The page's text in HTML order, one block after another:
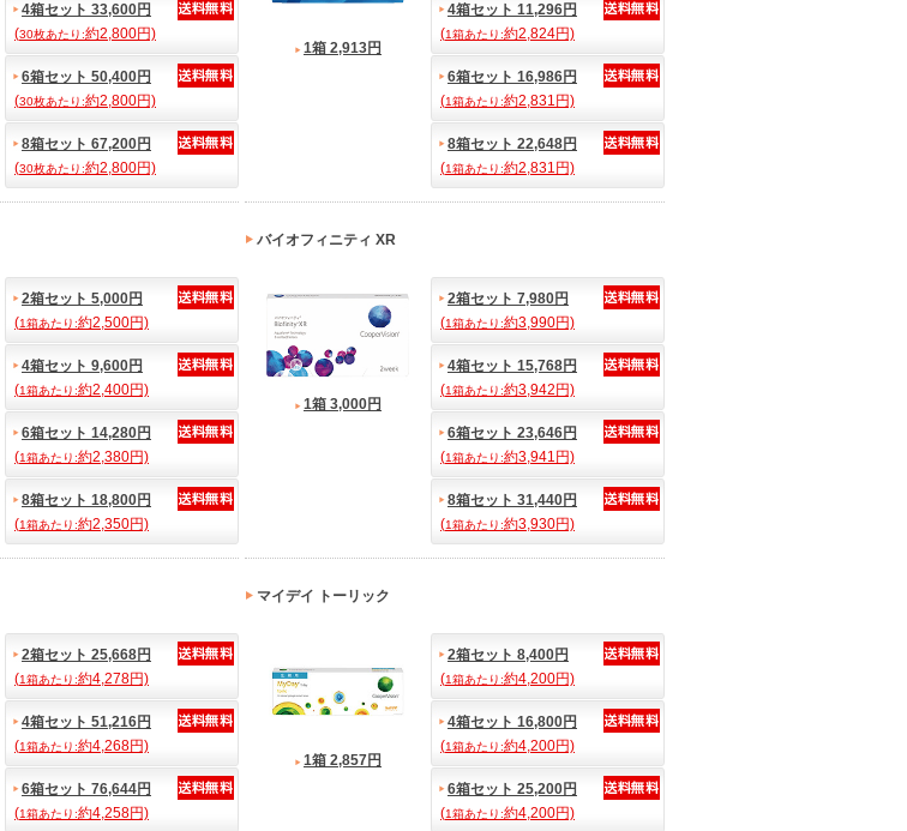
4箱セット 33,600円
(30枚あたり:約2,800円)
6箱セット 50,400円
(30枚あたり:約2,800円)
8箱セット 67,200円
(30枚あたり:約2,800円)
1箱 2,913円
4箱セット 11,296円
(1箱あたり:約2,824円)
6箱セット 16,986円
(1箱あたり:約2,831円)
8箱セット 22,648円
(1箱あたり:約2,831円)
2箱セット 5,000円
(1箱あたり:約2,500円)
4箱セット 9,600円
(1箱あたり:約2,400円)
6箱セット 14,280円
(1箱あたり:約2,380円)
8箱セット 18,800円
(1箱あたり:約2,350円)
バイオフィニティ XR
1箱 3,000円
2箱セット 7,980円
(1箱あたり:約3,990円)
4箱セット 15,768円
(1箱あたり:約3,942円)
6箱セット 23,646円
(1箱あたり:約3,941円)
8箱セット 31,440円
(1箱あたり:約3,930円)
2箱セット 25,668円
(1箱あたり:約4,278円)
4箱セット 51,216円
(1箱あたり:約4,268円)
6箱セット 76,644円
(1箱あたり:約4,258円)
マイデイ トーリック
1箱 2,857円
2箱セット 8,400円
(1箱あたり:約4,200円)
4箱セット 16,800円
(1箱あたり:約4,200円)
6箱セット 25,200円
(1箱あたり:約4,200円)